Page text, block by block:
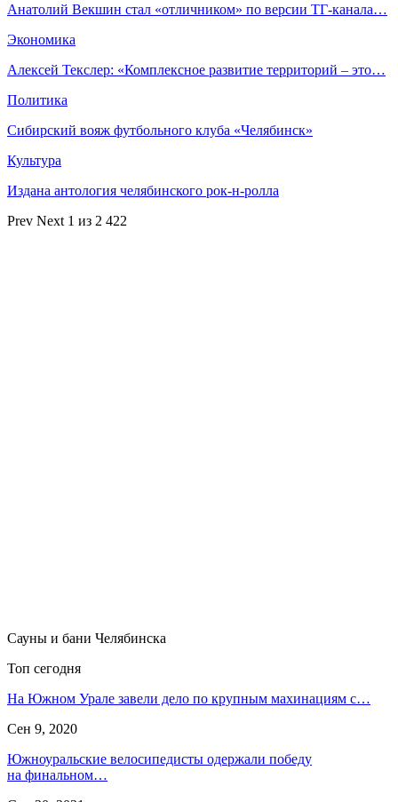
Анатолий Векшин стал «отличником» по версии ТГ‑канала…
Экономика
Алексей Текслер: «Комплексное развитие территорий – это…
Политика
Сибирский вояж футбольного клуба «Челябинск»
Культура
Издана антология челябинского рок-н-ролла
Prev Next 1 из 2 422
Сауны и бани Челябинска
Топ сегодня
На Южном Урале завели дело по крупным махинациям с…
Сен 9, 2020
Южноуральские велосипедисты одержали победу
на финальном…